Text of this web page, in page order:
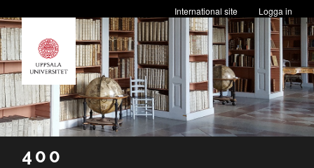
Logga in
International site
400